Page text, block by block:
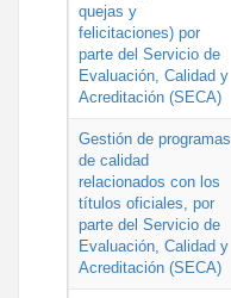
quejas y
felicitaciones) por
parte del Servicio de
Evaluación, Calidad y
Acreditación (SECA)
Gestión de programas
de calidad
relacionados con los
títulos oficiales, por
parte del Servicio de
Evaluación, Calidad y
Acreditación (SECA)